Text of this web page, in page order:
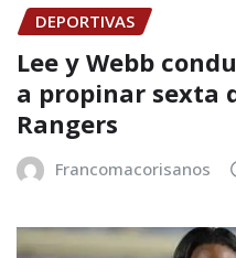
DEPORTIVAS
Lee y Webb
a propinar sexta
Rangers
Francomacorisanos